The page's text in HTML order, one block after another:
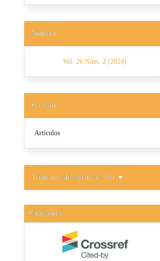
Número
Vol. 26 Núm. 2 (2024)
Sección
Artículos
Términos de licencia / Ver
Citaciones